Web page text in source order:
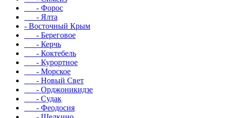
- Форос
- Ялта
- Восточный Крым
- Береговое
- Керчь
- Коктебель
- Курортное
- Морское
- Новый Свет
- Орджоникидзе
- Судак
- Феодосия